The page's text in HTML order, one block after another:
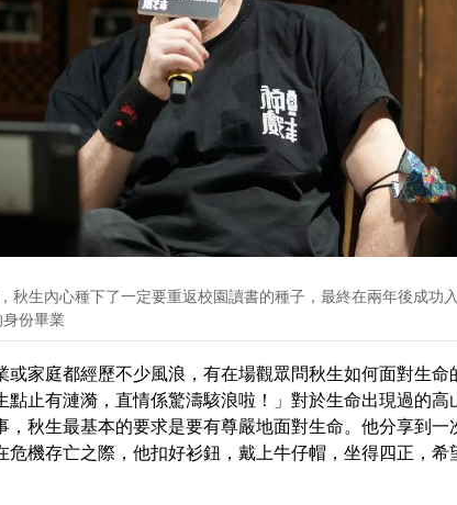
秋生內心種下了一定要重返校園讀書的種子，最終在兩年後成功
份畢業
或家庭都經歷不少風浪，有在場觀眾問秋生如何面對生命
點止有漣漪，直情係驚濤駭浪啦！」對於生命出現過的高
，秋生最基本的要求是要有尊嚴地面對生命。他分享到一
危機存亡之際，他扣好衫鈕，戴上牛仔帽，坐得四正，希